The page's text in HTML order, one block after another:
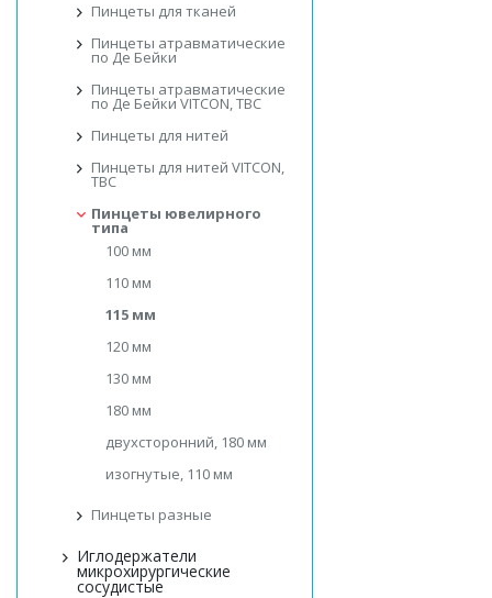
Пинцеты для тканей
Пинцеты атравматические
по Де Бейки
Пинцеты атравматические
по Де Бейки VITCON, ТВС
Пинцеты для нитей
Пинцеты для нитей VITCON,
ТВС
Пинцеты ювелирного
типа
100 мм
110 мм
115 мм
120 мм
130 мм
180 мм
двухсторонний, 180 мм
изогнутые, 110 мм
Пинцеты разные
Иглодержатели
микрохирургические
сосудистые